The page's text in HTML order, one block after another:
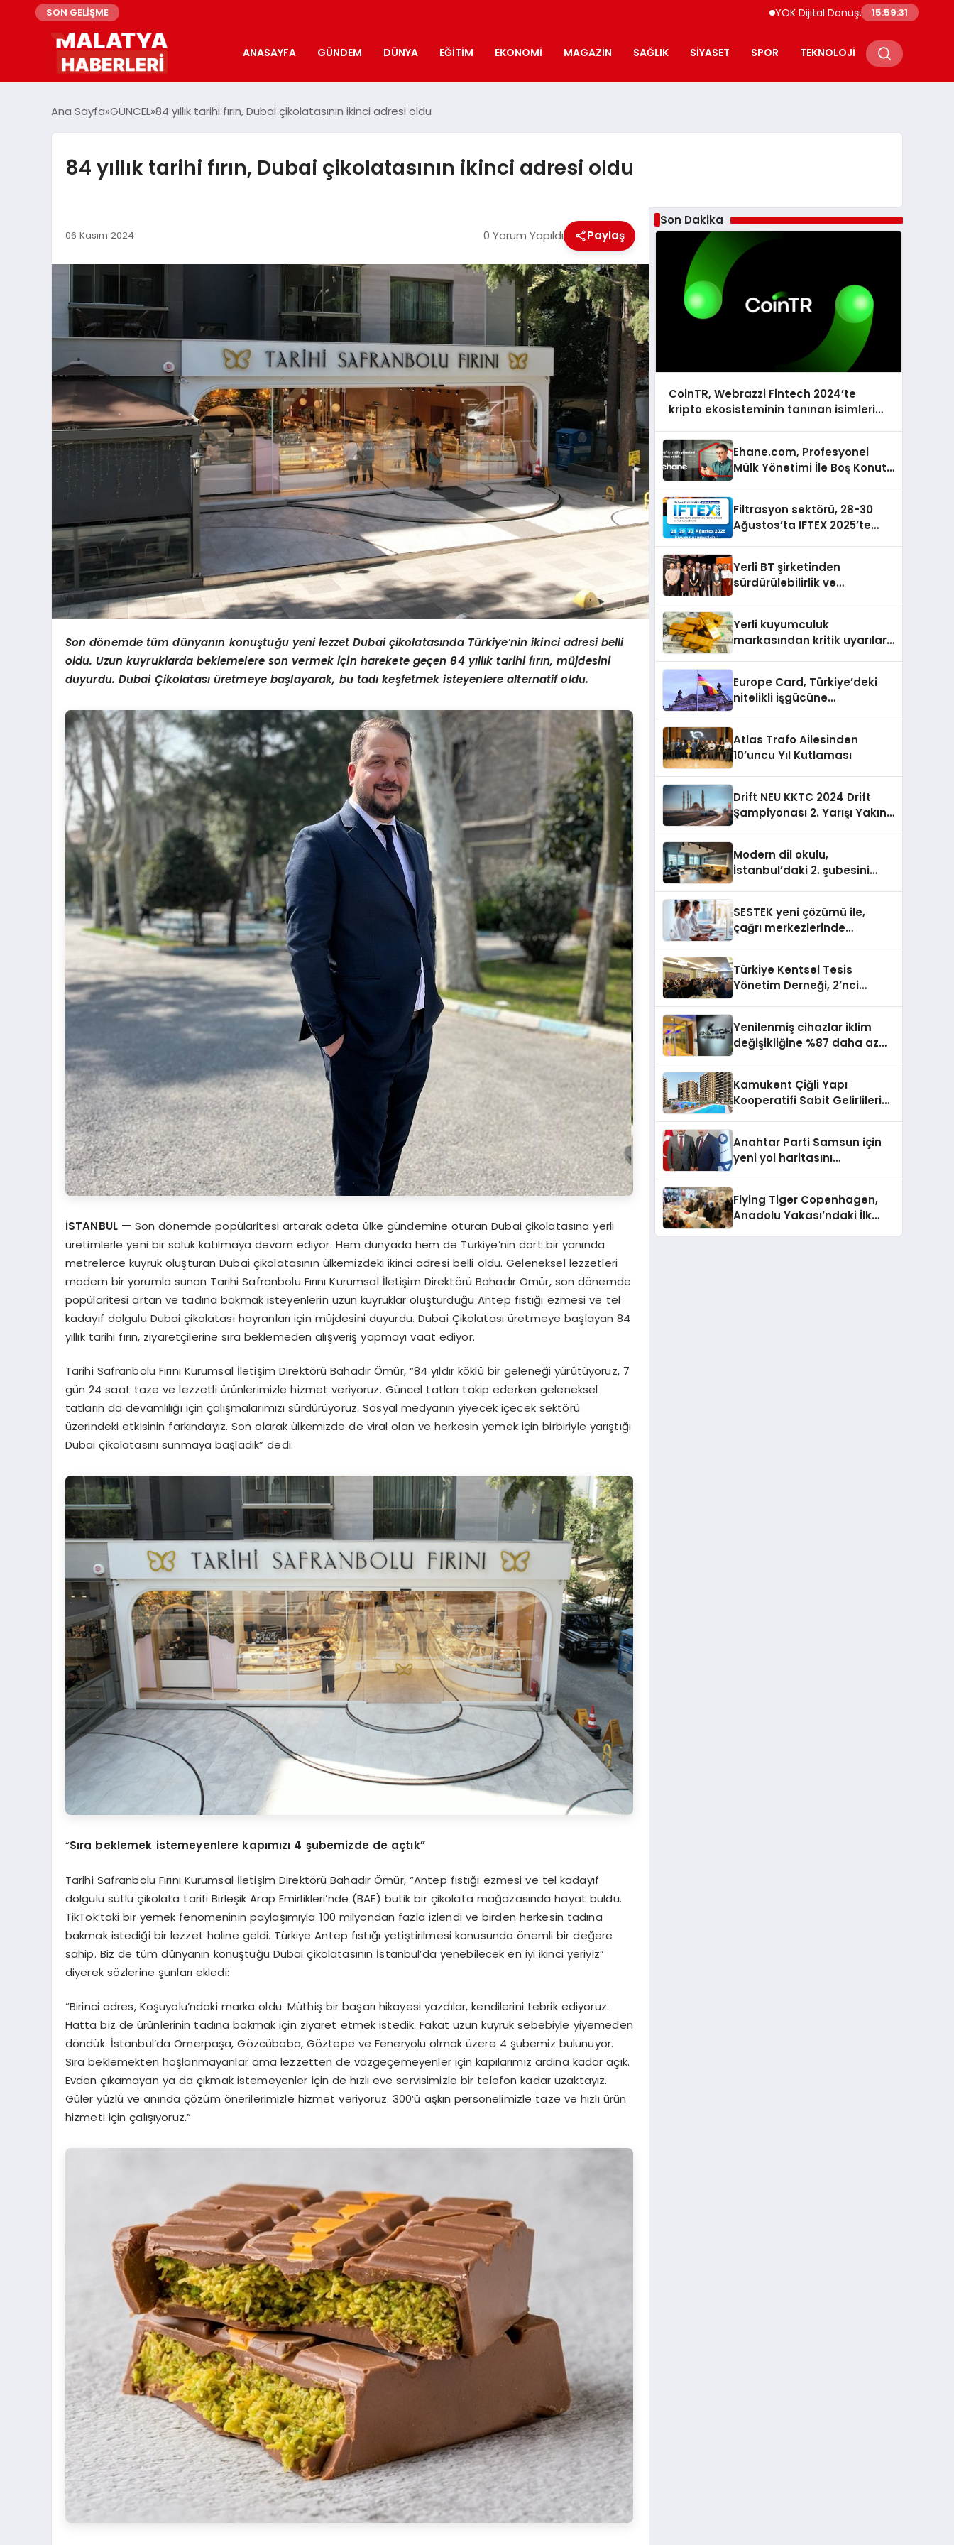
SON GELİŞME YOK Dijital Dönüşüm İçin Bilişim Uzmanları
15:59:33
ANASAYFA GÜNDEM DÜNYA EĞITIM EKONOMI MAGAZIN SAĞLIK SIYASET SPOR TEKNOLOJI
Ana Sayfa GÜNCEL 84 yıllık tarihi fırın, Dubai çikolatasının ikinci adresi oldu
84 yıllık tarihi fırın, Dubai çikolatasının ikinci adresi oldu
06 Kasım 2024 0 Yorum Yapıldı Paylaş
Son dönemde tüm dünyanın konuştuğu yeni lezzet Dubai çikolatasında Türkiye’nin ikinci adresi belli
oldu. Uzun kuyruklarda beklemelere son vermek için harekete geçen 84 yıllık tarihi fırın, müjdesini
duyurdu. Dubai Çikolatası üretmeye başlayarak, bu tadı keşfetmek isteyenlere alternatif oldu.
İSTANBUL — Son dönemde popülaritesi artarak adeta ülke gündemine oturan Dubai çikolatasına yerli
üretimlerle yeni bir soluk katılmaya devam ediyor. Hem dünyada hem de Türkiye’nin dört bir yanında
metrelerce kuyruk oluşturan Dubai çikolatasının ülkemizdeki ikinci adresi belli oldu. Geleneksel lezzetleri
modern bir yorumla sunan Tarihi Safranbolu Fırını Kurumsal İletişim Direktörü Bahadır Ömür, son dönemde
popülaritesi artan ve tadına bakmak isteyenlerin uzun kuyruklar oluşturduğu Antep fıstığı ezmesi ve tel
kadayıf dolgulu Dubai çikolatası hayranları için müjdesini duyurdu. Dubai Çikolatası üretmeye başlayan 84
yıllık tarihi fırın, ziyaretçilerine sıra beklemeden alışveriş yapmayı vaat ediyor.
Tarihi Safranbolu Fırını Kurumsal İletişim Direktörü Bahadır Ömür, “84 yıldır köklü bir geleneği yürütüyoruz, 7
gün 24 saat taze ve lezzetli ürünlerimizle hizmet veriyoruz. Güncel tatları takip ederken geleneksel
tatların da devamlılığı için çalışmalarımızı sürdürüyoruz. Sosyal medyanın yiyecek içecek sektörü
üzerindeki etkisinin farkındayız. Son olarak ülkemizde de viral olan ve herkesin yemek için birbiriyle yarıştığı
Dubai çikolatasını sunmaya başladık” dedi.
“Sıra beklemek istemeyenlere kapımızı 4 şubemizde de açtık”
Tarihi Safranbolu Fırını Kurumsal İletişim Direktörü Bahadır Ömür, “Antep fıstığı ezmesi ve tel kadayıf
dolgulu sütlü çikolata tarifi Birleşik Arap Emirlikleri’nde (BAE) butik bir çikolata mağazasında hayat buldu.
TikTok’taki bir yemek fenomeninin paylaşımıyla 100 milyondan fazla izlendi ve birden herkesin tadına
bakmak istediği bir lezzet haline geldi. Türkiye Antep fıstığı yetiştirilmesi konusunda önemli bir değere
sahip. Biz de tüm dünyanın konuştuğu Dubai çikolatasının İstanbul’da yenebilecek en iyi ikinci yeriyiz”
diyerek sözlerine şunları ekledi:
“Birinci adres, Koşuyolu’ndaki marka oldu. Müthiş bir başarı hikayesi yazdılar, kendilerini tebrik ediyoruz.
Hatta biz de ürünlerinin tadına bakmak için ziyaret etmek istedik. Fakat uzun kuyruk sebebiyle yiyemeden
döndük. İstanbul’da Ömerpaşa, Gözcübaba, Göztepe ve Feneryolu olmak üzere 4 şubemiz bulunuyor.
Sıra beklemekten hoşlanmayanlar ama lezzetten de vazgeçemeyenler için kapılarımız ardına kadar açık.
Evden çıkamayan ya da çıkmak istemeyenler için de hızlı eve servisimizle bir telefon kadar uzaktayız.
Güler yüzlü ve anında çözüm önerilerimizle hizmet veriyoruz. 300’ü aşkın personelimizle taze ve hızlı ürün
hizmeti için çalışıyoruz.”
Son Dakika
CoinTR, Webrazzi Fintech 2024’te
kripto ekosisteminin tanınan isimlerini
Ehane.com, Profesyonel
Mülk Yönetimi İle Boş Konut
Filtrasyon sektörü, 28-30
Ağustos’ta IFTEX 2025’te
Yerli BT şirketinden
sürdürülebilirlik ve
Yerli kuyumculuk
markasından kritik uyarılar:
Europe Card, Türkiye’deki
nitelikli işgücüne
Atlas Trafo Ailesinden
10’uncu Yıl Kutlaması
Drift NEU KKTC 2024 Drift
Şampiyonası 2. Yarışı Yakın
Modern dil okulu,
İstanbul’daki 2. şubesini
SESTEK yeni çözümü ile,
çağrı merkezlerinde
Türkiye Kentsel Tesis
Yönetim Derneği, 2’nci
Yenilenmiş cihazlar iklim
değişikliğine %87 daha az
Kamukent Çiğli Yapı
Kooperatifi Sabit Gelirlileri
Anahtar Parti Samsun için
yeni yol haritasını
Flying Tiger Copenhagen,
Anadolu Yakası’ndaki İlk